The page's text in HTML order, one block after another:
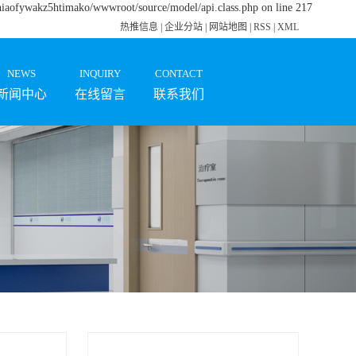
wwwroot/source/model/api.class.php on line 217
热推信息 企业分站 网站地图 RSS XML
NEWS
闻中心
INQUIRY
在线留言
CONTACT
联系我们